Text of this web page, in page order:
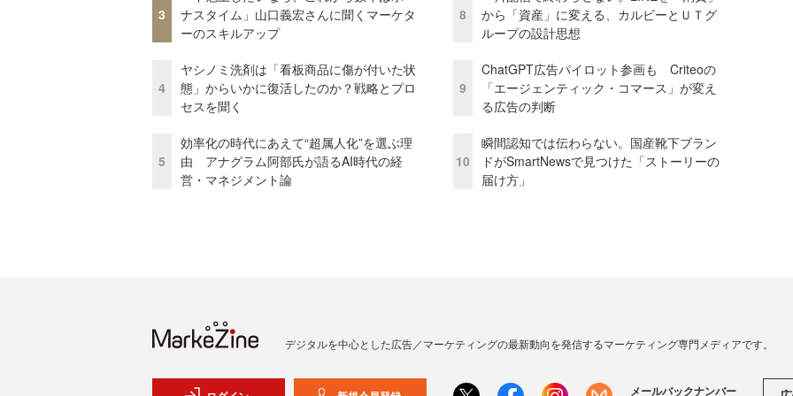
3
ナスタイム」山口義宏さんに聞くマーケタ
ーのスキルアップ
4
ヤシノミ洗剤は「看板商品に傷が付いた状
態」からいかに復活したのか？戦略とプロ
セスを聞く
5
効率化の時代にあえて“超属人化”を選ぶ理
由 アナグラム阿部氏が語るAI時代の経
営・マネジメント論
8
から「資産」に変える、カルビーとＵＴグ
ループの設計思想
9
ChatGPT広告パイロット参画も Criteoの
「エージェンティック・コマース」が変え
る広告の判断
10
瞬間認知では伝わらない。国産靴下ブラン
ドがSmartNewsで見つけた「ストーリーの
届け方」
デジタルを中心とした広告／マーケティングの最新動向を発信するマーケティング専門メディアです。
メールバックナンバー